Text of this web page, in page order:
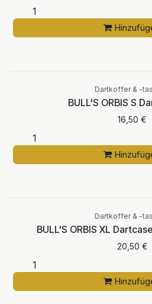
Dartkoffer & -
BULL'S ORBIS S
16,50 €
Dartkoffer & -
BULL'S ORBIS XL
20,50 €